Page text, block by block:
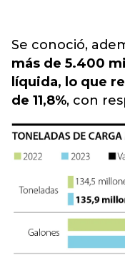
Se conoció,
más de 5.400
líquida, lo que
de 11,8%, con